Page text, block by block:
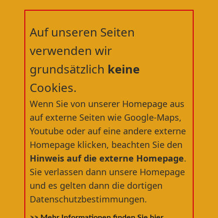
Willkommen in der
RÄDERWERFT®
dem nördlichsten Fahrradfachgeschäft
Deutschlands
Auf unseren Seiten
verwenden wir
grundsätzlich keine
Cookies.
Wenn Sie von unserer Homepage aus
auf externe Seiten wie Google-Maps,
Youtube oder auf eine andere externe
Homepage klicken, beachten Sie den
Hinweis auf die externe Homepage.
Sie verlassen dann unsere Homepage
und es gelten dann die dortigen
Datenschutzbestimmungen.